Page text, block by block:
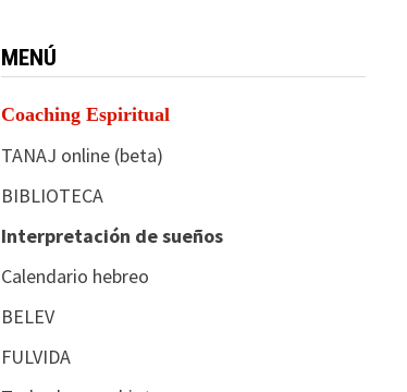
MENÚ
Coaching Espiritual
TANAJ online (beta)
BIBLIOTECA
Interpretación de sueños
Calendario hebreo
BELEV
FULVIDA